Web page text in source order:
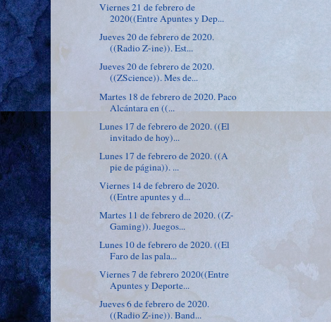
Viernes 21 de febrero de
2020((Entre Apuntes y Dep...
Jueves 20 de febrero de 2020.
((Radio Z-ine)). Est...
Jueves 20 de febrero de 2020.
((ZScience)). Mes de...
Martes 18 de febrero de 2020. Paco
Alcántara en ((...
Lunes 17 de febrero de 2020. ((El
invitado de hoy)...
Lunes 17 de febrero de 2020. ((A
pie de página)). ...
Viernes 14 de febrero de 2020.
((Entre apuntes y d...
Martes 11 de febrero de 2020. ((Z-
Gaming)). Juegos...
Lunes 10 de febrero de 2020. ((El
Faro de las pala...
Viernes 7 de febrero 2020((Entre
Apuntes y Deporte...
Jueves 6 de febrero de 2020.
((Radio Z-ine)). Band...